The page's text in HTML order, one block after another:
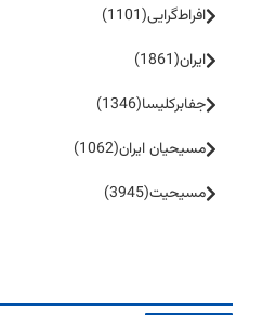
افراط‌گرایی(1101)
ایران(1861)
جفا‌بر‌کلیسا(1346)
مسیحیان ایران(1062)
مسیحیت(3945)